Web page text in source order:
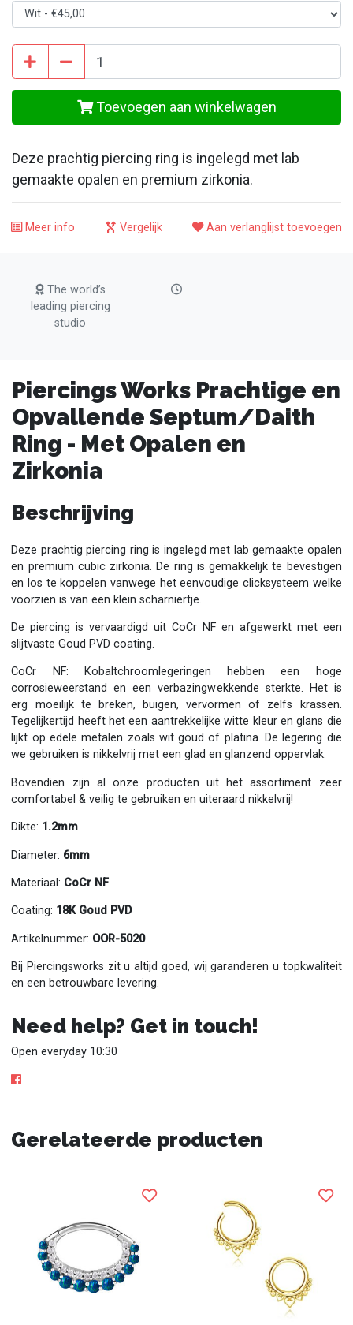
Toevoegen aan winkelwagen
Deze prachtig piercing ring is ingelegd met lab
gemaakte opalen en premium zirkonia.
Meer info Vergelijk Aan verlanglijst toevoegen
The world’s
leading piercing
studio
Piercings Works Prachtige en
Opvallende Septum/Daith
Ring - Met Opalen en
Zirkonia
Beschrijving
Deze prachtig piercing ring is ingelegd met lab gemaakte opalen
en premium cubic zirkonia. De ring is gemakkelijk te bevestigen
en los te koppelen vanwege het eenvoudige clicksysteem welke
voorzien is van een klein scharniertje.
De piercing is vervaardigd uit CoCr NF en afgewerkt met een
slijtvaste Goud PVD coating.
CoCr NF: Kobaltchroomlegeringen hebben een hoge
corrosieweerstand en een verbazingwekkende sterkte. Het is
erg moeilijk te breken, buigen, vervormen of zelfs krassen.
Tegelijkertijd heeft het een aantrekkelijke witte kleur en glans die
lijkt op edele metalen zoals wit goud of platina. De legering die
we gebruiken is nikkelvrij met een glad en glanzend oppervlak.
Bovendien zijn al onze producten uit het assortiment zeer
comfortabel & veilig te gebruiken en uiteraard nikkelvrij!
Dikte: 1.2mm
Diameter: 6mm
Materiaal: CoCr NF
Coating: 18KGoud PVD
Artikelnummer: OOR-5020
Bij Piercingsworks zit u altijd goed, wij garanderen u topkwaliteit
en een betrouwbare levering.
Need help? Get in touch!
Open everyday 10:30
Gerelateerde producten